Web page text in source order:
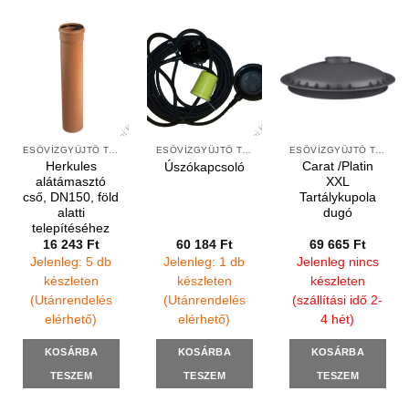
ESŐVÍZGYŰJTŐ TARTÁLYOK KIEGÉSZÍTŐI
Herkules
alátámasztó
cső, DN150, föld
alatti
telepítéséhez
16 243 Ft
Jelenleg: 5 db
készleten
(Utánrendelés
elérhető)
KOSÁRBA
TESZEM
ESŐVÍZGYŰJTŐ TARTÁLYOK KIEGÉSZÍTŐI
Úszókapcsoló
60 184 Ft
Jelenleg: 1 db
készleten
(Utánrendelés
elérhető)
KOSÁRBA
TESZEM
ESŐVÍZGYŰJTŐ TARTÁLYOK KIEGÉSZÍTŐI
Carat /Platin
XXL
Tartálykupola
dugó
69 665 Ft
Jelenleg nincs
készleten
(szállítási idő 2-
4 hét)
KOSÁRBA
TESZEM